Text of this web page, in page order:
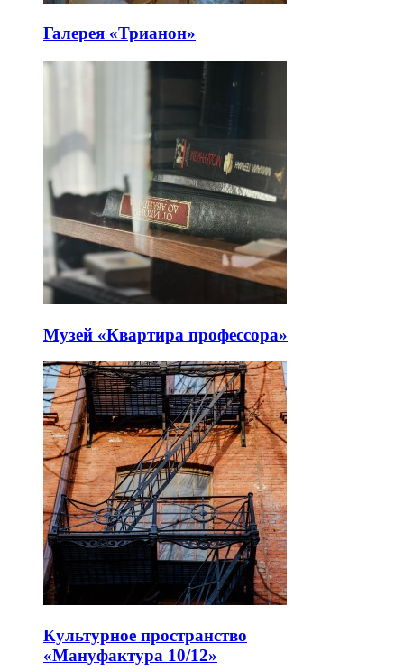
Галерея «Трианон»
Музей «Квартира профессора»
Культурное пространство
«Мануфактура 10/12»